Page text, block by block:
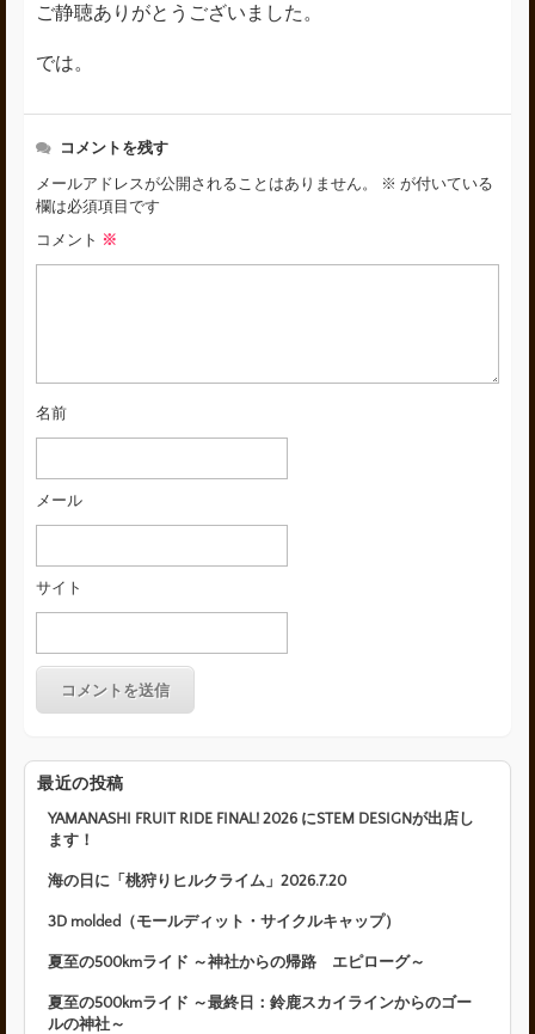
ご静聴ありがとうございました。
では。
コメントを残す
メールアドレスが公開されることはありません。 ※ が付いている
欄は必須項目です
コメント ※
名前
メール
サイト
最近の投稿
YAMANASHI FRUIT RIDE FINAL! 2026 にSTEM DESIGNが出店し
ます！
海の日に「桃狩りヒルクライム」2026.7.20
3D molded（モールディット・サイクルキャップ）
夏至の500kmライド ～神社からの帰路 エピローグ～
夏至の500kmライド ～最終日：鈴鹿スカイラインからのゴー
ルの神社～